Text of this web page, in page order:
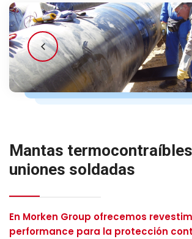
Mantas
uniones soldadas
En Morken Group ofrecemos
performance para la protección